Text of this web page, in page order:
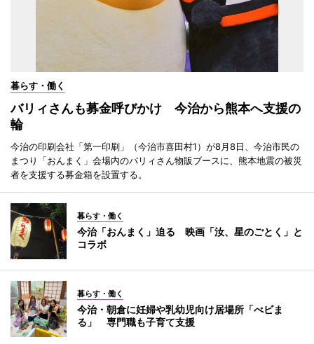
暮らす・働く
バリィさんも募金呼びかけ 今治から熊本へ支援の
輪
今治の印刷会社「第一印刷」（今治市喜田村1）が8月8日、今治市民の
まつり「おんまく」会場内のバリィさん物販ブースに、熊本地震の被災
者を支援する募金箱を設置する。
暮らす・働く
今治「おんまく」迫る 映画「汝、星のごとく」と
コラボ
暮らす・働く
今治・朝倉に妊婦や乳幼児向け居場所「べビま
る」 専門職も子育て支援